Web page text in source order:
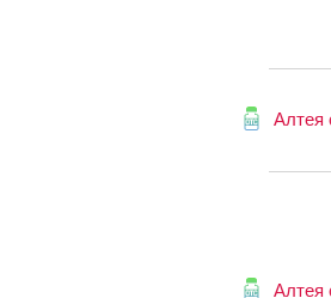
Алтея
Алтея